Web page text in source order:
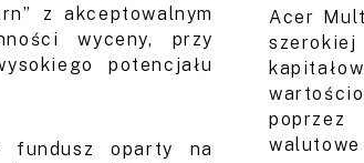
z akceptowalnym
wyceny, przy
potencjału
fundusz oparty na
Acer
poprzez
walutowe